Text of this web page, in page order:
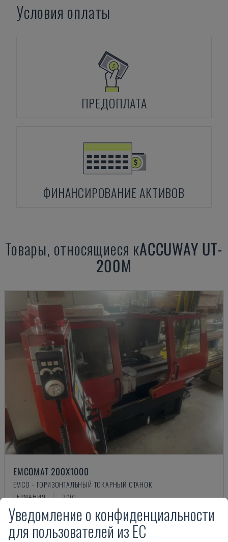
Условия оплаты
ПРЕДОПЛАТА
ФИНАНСИРОВАНИЕ АКТИВОВ
Товары, относящиеся кACCUWAY UT-
200M
EMCOMAT 200X1000
EMCO - ГОРИЗОНТАЛЬНЫЙ ТОКАРНЫЙ СТАНОК
ГЕРМАНИЯ 2001
14.000 €
Уведомление о конфиденциальности
для пользователей из ЕС